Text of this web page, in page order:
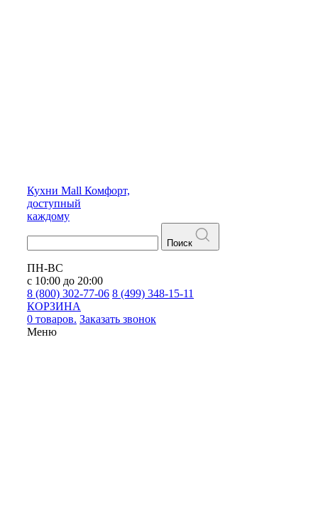
Кухни Mall Комфорт,
доступный
каждому
Поиск
ПН-ВС
с 10:00 до 20:00
8 (800) 302-77-06 8 (499) 348-15-11
КОРЗИНА
0 товаров. Заказать звонок
Меню